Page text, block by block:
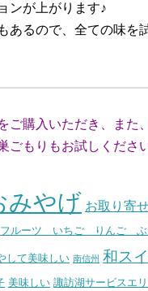
ンが上がります♪
あるので、全ての味を
県
ご購入いただき、また
もりもお試しくださ
みやげ お取り寄
フルーツ いちご りんご ぶ
して美味しい 南信州 和ス
美味しい 諏訪湖サービスエ